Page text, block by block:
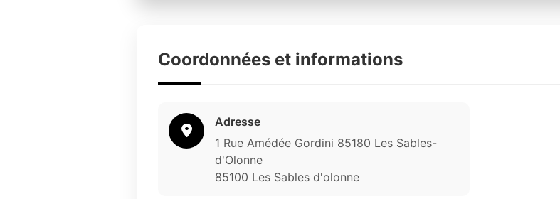
Coordonnées et informations
Adresse
1 Rue Amédée Gordini 85180 Les Sables-
d'Olonne
85100 Les Sables d'olonne